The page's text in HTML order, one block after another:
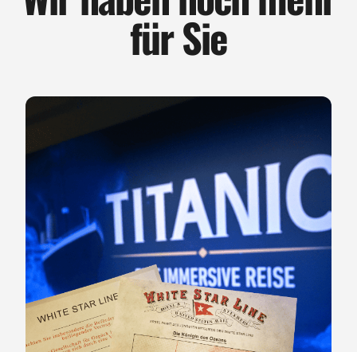
für Sie